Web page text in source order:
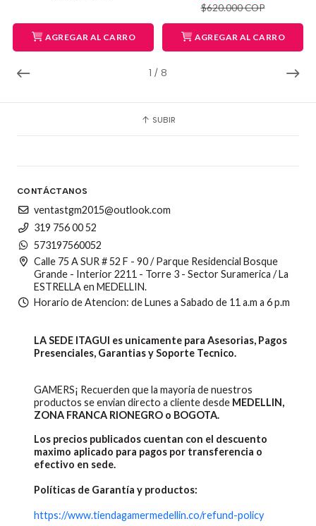
1 / 8
AGREGAR AL CARRO
$620.000 COP
AGREGAR AL CARRO
SUBIR
CONTÁCTANOS
ventastgm2015@outlook.com
319 756 00 52
573197560052
Calle 75 A SUR # 52 F - 90 / Parque Residencial Bosque
Grande - Interior 2211 - Torre 3 - Sector Suramerica / La
ESTRELLA en MEDELLIN.
Horario de Atencion: de Lunes a Sabado de 11 a.m a 6 p.m
LA SEDE ITAGUI es unicamente para Asesorias, Pagos
Presenciales, Garantias y Soporte Tecnico.
GAMERS¡ Recuerden que la mayoria de nuestros
productos se envian directo a cliente desde MEDELLIN,
ZONA FRANCA RIONEGRO o BOGOTA.
Los precios publicados cuentan con el descuento
maximo aplicado para pagos por transferencia o
efectivo en sede.
Políticas de Garantía y productos:
https://www.tiendagamermedellin.co/refund-policy